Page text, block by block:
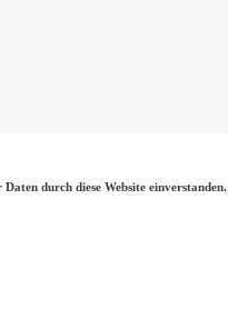
durch diese Website einverstanden.